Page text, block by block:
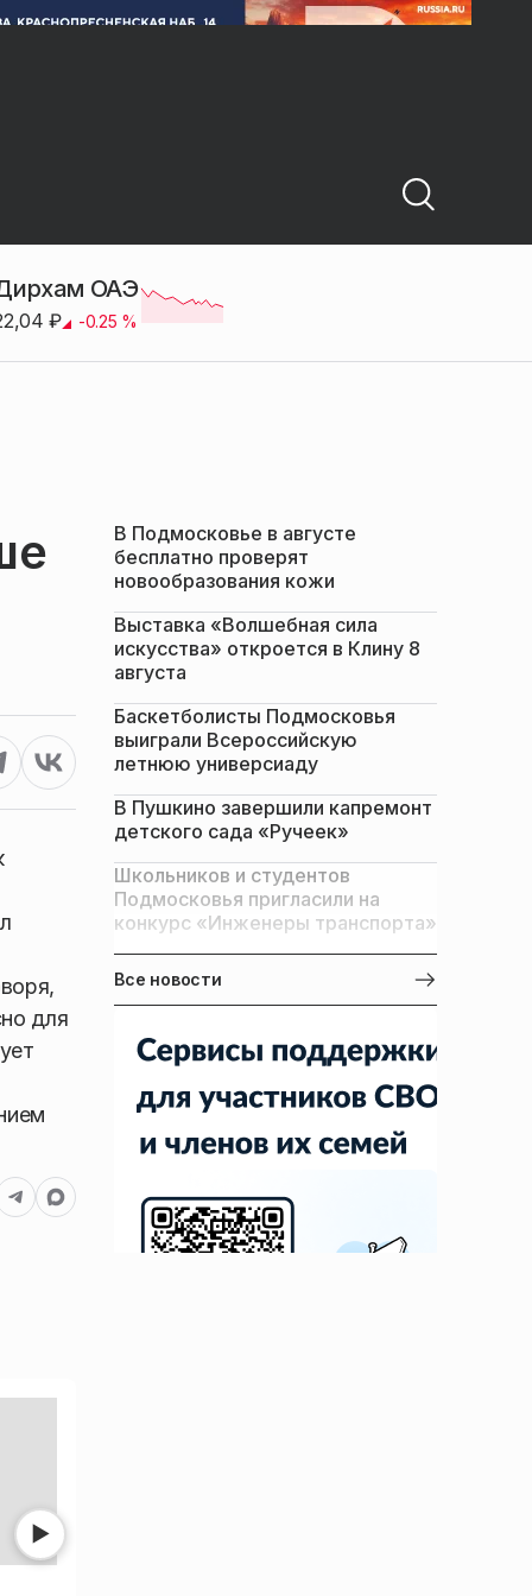
ОАЭ
₽ -0.25 %
для
▶
В Подмосковье в августе
бесплатно проверят
новообразования кожи
Выставка «Волшебная сила
искусства» откроется в Клину 8
августа
Баскетболисты Подмосковья
выиграли Всероссийскую
летнюю универсиаду
В Пушкино завершили капремонт
детского сада «Ручеек»
Школьников и студентов
Подмосковья пригласили на
конкурс «Инженеры транспорта»
Все новости